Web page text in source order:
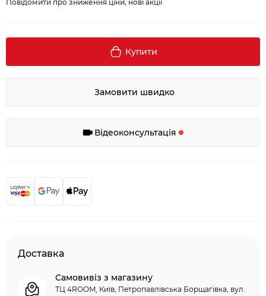
Повідомити про зниження ціни, нові акції
Купити
Замовити швидко
Відеоконсультація
Доставка
Самовивіз з магазину
ТЦ 4ROOM, Київ, Петропавлівська Борщагівка, вул.